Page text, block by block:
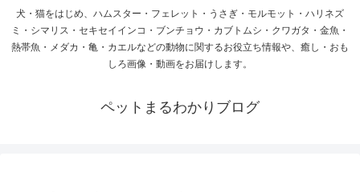
犬・猫をはじめ、ハムスター・フェレット・うさぎ・モルモット・ハリネズ
ミ・シマリス・セキセイインコ・ブンチョウ・カブトムシ・クワガタ・金魚・
熱帯魚・メダカ・亀・カエルなどの動物に関するお役立ち情報や、癒し・おも
しろ画像・動画をお届けします。
ペットまるわかりブログ